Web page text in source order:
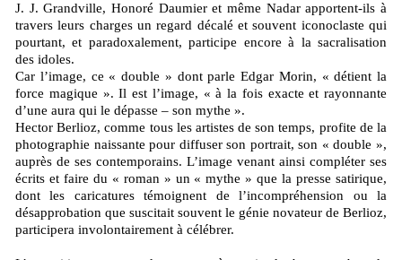
J. J. Grandville, Honoré Daumier et même Nadar apportent-ils à
travers leurs charges un regard décalé et souvent iconoclaste qui
pourtant, et paradoxalement, participe encore à la sacralisation
des idoles.
Car l’image, ce « double » dont parle Edgar Morin, « détient la
force magique ». Il est l’image, « à la fois exacte et rayonnante
d’une aura qui le dépasse – son mythe ».
Hector Berlioz, comme tous les artistes de son temps, profite de la
photographie naissante pour diffuser son portrait, son « double »,
auprès de ses contemporains. L’image venant ainsi compléter ses
écrits et faire du « roman » un « mythe » que la presse satirique,
dont les caricatures témoignent de l’incompréhension ou la
désapprobation que suscitait souvent le génie novateur de Berlioz,
participera involontairement à célébrer.